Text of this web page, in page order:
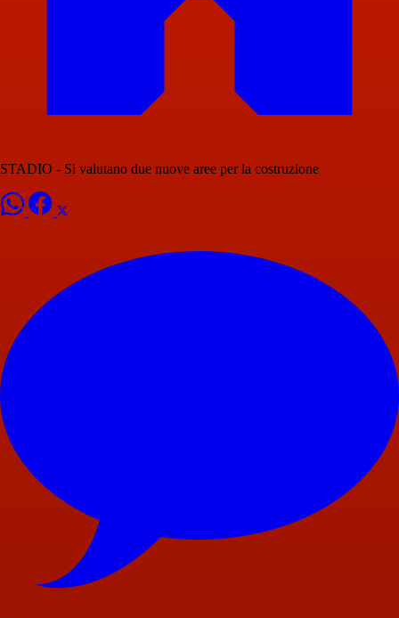
STADIO - Si valutano due nuove aree per la costruzione